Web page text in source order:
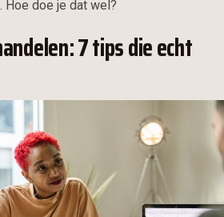
Hoe doe je dat wel?
7 tips die echt